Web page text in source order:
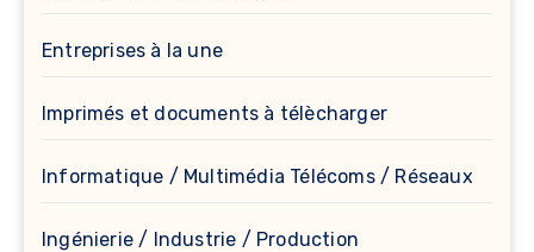
Entreprises à la une
Imprimés et documents à télècharger
Informatique / Multimédia Télécoms / Réseaux
Ingénierie / Industrie / Production